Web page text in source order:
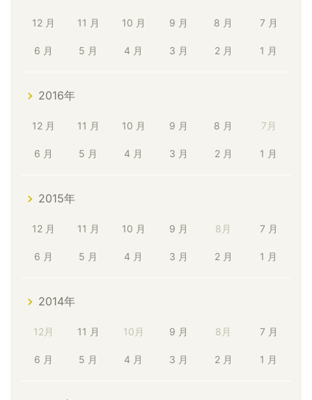
12 月 11 月 10 月 9 月 8 月 7 月
6 月 5 月 4 月 3 月 2 月 1 月
2016年
12 月 11 月 10 月 9 月 8 月 7月
6 月 5 月 4 月 3 月 2 月 1 月
2015年
12 月 11 月 10 月 9 月 8月 7 月
6 月 5 月 4 月 3 月 2 月 1 月
2014年
12月 11 月 10月 9 月 8月 7 月
6 月 5 月 4 月 3 月 2 月 1 月